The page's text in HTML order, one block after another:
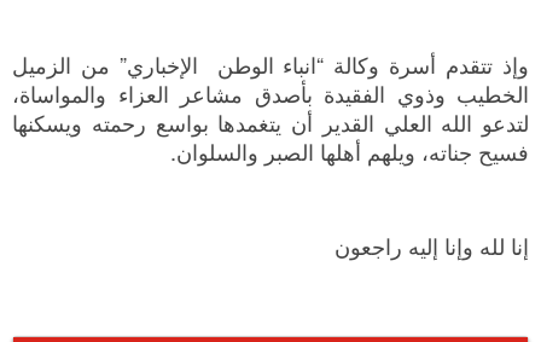
وإذ تتقدم أسرة وكالة “انباء الوطن الإخباري” من الزميل
الخطيب وذوي الفقيدة بأصدق مشاعر العزاء والمواساة،
لتدعو الله العلي القدير أن يتغمدها بواسع رحمته ويسكنها
فسيح جناته، ويلهم أهلها الصبر والسلوان.
إنا لله وإنا إليه راجعون